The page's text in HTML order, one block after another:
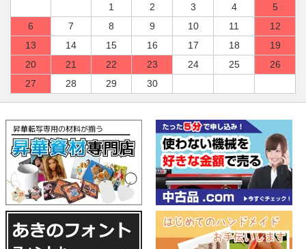
1 2 3 4
5
6
7 8 9 10 11
12
13
14 15 16 17 18
19
20
21 22 23 24 25
26
27
28 29 30